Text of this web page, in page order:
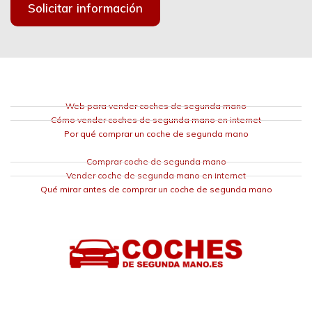
Solicitar información
Web para vender coches de segunda mano
Cómo vender coches de segunda mano en internet
Por qué comprar un coche de segunda mano
Comprar coche de segunda mano
Vender coche de segunda mano en internet
Qué mirar antes de comprar un coche de segunda mano